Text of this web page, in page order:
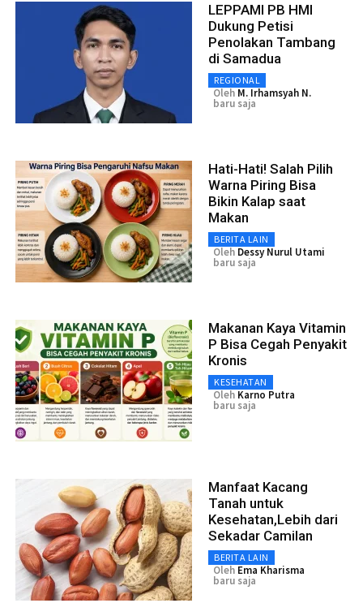
LEPPAMI PB HMI
Dukung Petisi
Penolakan Tambang
di Samadua
REGIONAL
Oleh M. Irhamsyah N.
baru saja
Hati-Hati! Salah Pilih
Warna Piring Bisa
Bikin Kalap saat
Makan
BERITA LAIN
Oleh Dessy Nurul Utami
baru saja
Makanan Kaya Vitamin
P Bisa Cegah Penyakit
Kronis
KESEHATAN
Oleh Karno Putra
baru saja
Manfaat Kacang
Tanah untuk
Kesehatan,Lebih dari
Sekadar Camilan
BERITA LAIN
Oleh Ema Kharisma
baru saja